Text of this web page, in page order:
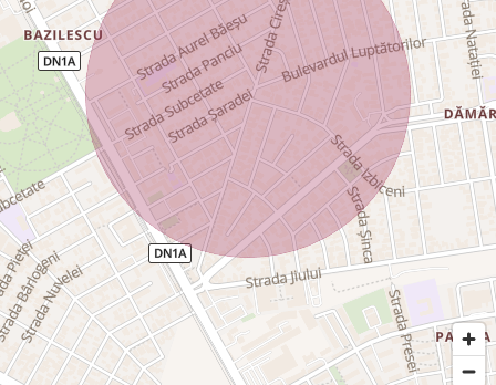
Herastrau si Mogosoaia.
Tot pentru relaxare, cine doreste poate sa faca miscare, sa
planteze in gradina de aprox. 80 mp (teren in fata
apartamentului).
Apartamentul poate fi achizitionat cu cash sau credit bancar.
Pret 163000 euro, Negociabil.
Proprietar - persoana fizica, nu se adauga comision sau TVA.
Pentru orice informatie, nu ezitati sa ma contactati!
Contactati la: 07********37